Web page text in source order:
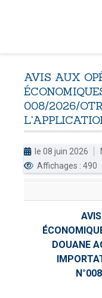
AVIS AUX
008/2026/
le 08 juin 2026
Affichages : 490
DOUANE